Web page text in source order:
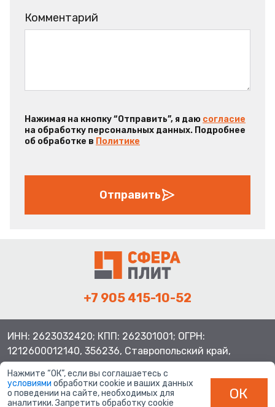
Комментарий
Нажимая на кнопку “Отправить”, я даю согласие
на обработку персональных данных. Подробнее
об обработке в Политике
Отправить
+7 905 415-10-52
ИНН: 2623032420; КПП: 262301001; ОГРН:
1212600012140, 356236, Ставропольский край,
Шпаковский район, с.Верхнерусское, ул.Батайская 3
Нажмите “ОК”, если вы соглашаетесь с
условиями обработки cookie и ваших данных
о поведении на сайте, необходимых для
аналитики. Запретить обработку cookie
ОК